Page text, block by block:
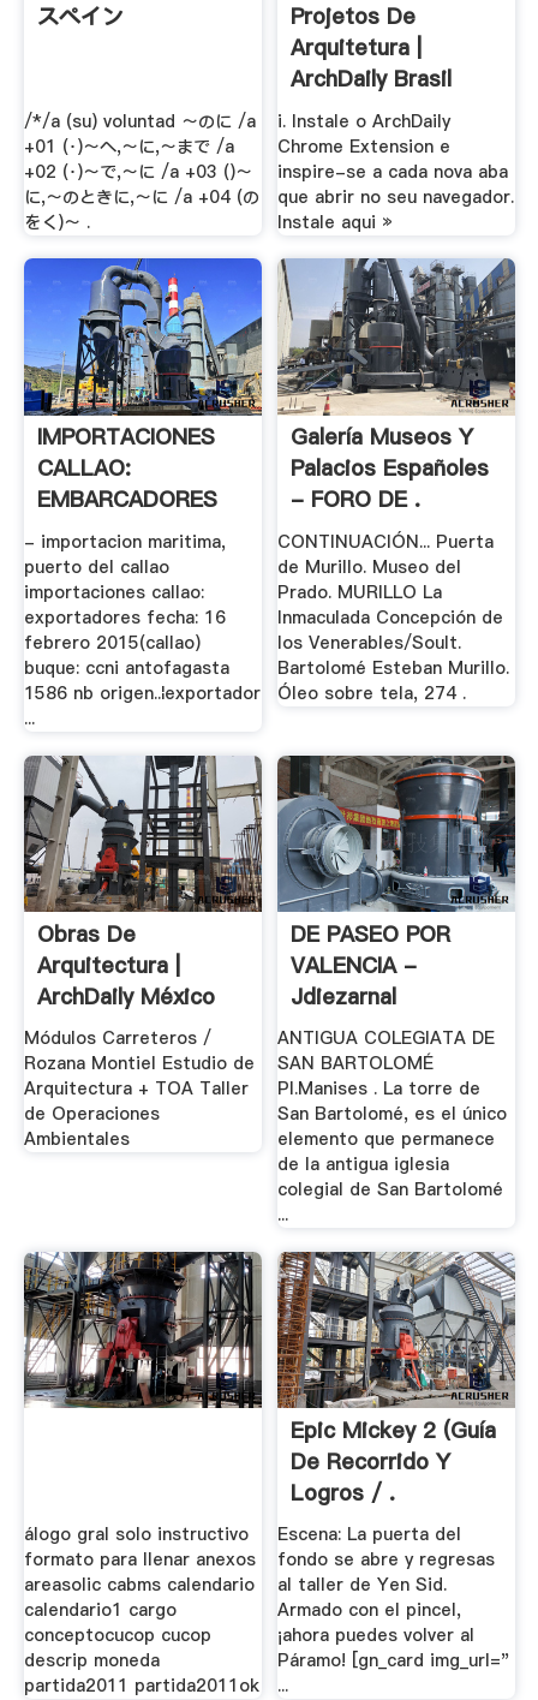
スペイン
/*/a (su) voluntad ～のに /a
+01 (･)～へ,～に,～まで /a
+02 (･)～で,～に /a +03 ()～
に,～のときに,～に /a +04 (の
をく)～ .
Projetos De
Arquitetura |
ArchDaily Brasil
i. Instale o ArchDaily
Chrome Extension e
inspire-se a cada nova aba
que abrir no seu navegador.
Instale aqui »
IMPORTACIONES
CALLAO:
EMBARCADORES
- importacion maritima,
puerto del callao
importaciones callao:
exportadores fecha: 16
febrero 2015(callao)
buque: ccni antofagasta
1586 nb origen..¦exportador
...
Galería Museos Y
Palacios Españoles
- FORO DE .
CONTINUACIÓN... Puerta
de Murillo. Museo del
Prado. MURILLO La
Inmaculada Concepción de
los Venerables/Soult.
Bartolomé Esteban Murillo.
Óleo sobre tela, 274 .
Obras De
Arquitectura |
ArchDaily México
Módulos Carreteros /
Rozana Montiel Estudio de
Arquitectura + TOA Taller
de Operaciones
Ambientales
DE PASEO POR
VALENCIA -
Jdiezarnal
ANTIGUA COLEGIATA DE
SAN BARTOLOMÉ
Pl.Manises . La torre de
San Bartolomé, es el único
elemento que permanece
de la antigua iglesia
colegial de San Bartolomé
...
álogo gral solo instructivo
formato para llenar anexos
areasolic cabms calendario
calendario1 cargo
conceptocucop cucop
descrip moneda
partida2011 partida2011ok
Epic Mickey 2 (Guía
De Recorrido Y
Logros / .
Escena: La puerta del
fondo se abre y regresas
al taller de Yen Sid.
Armado con el pincel,
¡ahora puedes volver al
Páramo! [gn_card img_url="
...